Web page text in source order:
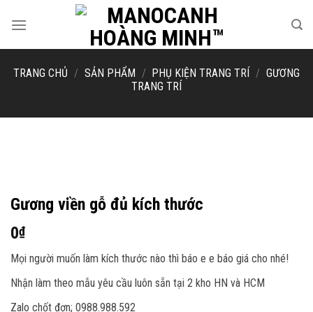
TRANG CHỦ / SẢN PHẨM / PHỤ KIỆN TRANG TRÍ / GƯƠNG
TRANG TRÍ
Gương viền gỗ đủ kích thước
0₫
Mọi người muốn làm kích thước nào thì báo e e báo giá cho nhé!
Nhận làm theo mẫu yêu cầu luôn sẵn tại 2 kho HN và HCM
Zalo chốt đơn; 0988.988.592